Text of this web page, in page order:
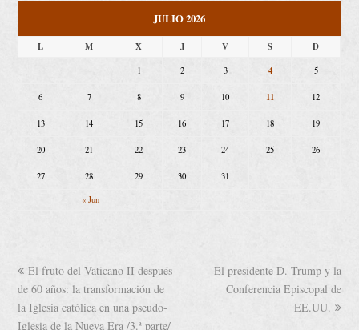
JULIO 2026
L M X J V S D
« Jun
1 2 3 4 5
6 7 8 9 10 11 12
13 14 15 16 17 18 19
20 21 22 23 24 25 26
27 28 29 30 31
previous
post:
El fruto del Vaticano II después
de 60 años: la transformación de
la Iglesia católica en una pseudo-
Iglesia de la Nueva Era /3.ª parte/
next
post:
El presidente D. Trump y la
Conferencia Episcopal de
EE.UU.